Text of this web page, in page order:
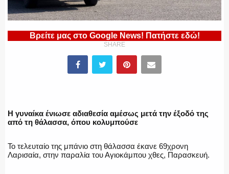
ΠΥΡΟΣΒΕΣΤΙΚΗ
Βρείτε μας στο Google News! Πατήστε εδώ!
SHARE
Η γυναίκα ένιωσε αδιαθεσία αμέσως μετά την έξοδό της
από τη θάλασσα, όπου κολυμπούσε
Το τελευταίο της μπάνιο στη θάλασσα έκανε 69χρονη
Λαρισαία, στην παραλία του Αγιοκάμπου χθες, Παρασκευή.